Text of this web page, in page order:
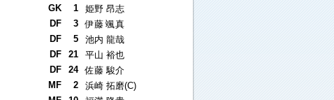
GK 1
姫野 昂志
DF
3
伊藤 颯真
DF
5
池内 龍哉
DF
21
平山 裕也
DF
24
佐藤 駿介
MF
2
浜崎 拓磨(C)